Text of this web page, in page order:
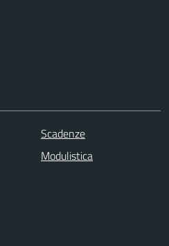
Scadenze
Modulistica